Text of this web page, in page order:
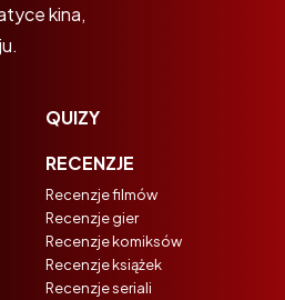
kina,
QUIZY
RECENZJE
Recenzje filmów
Recenzje gier
Recenzje komiksów
Recenzje książek
Recenzje seriali